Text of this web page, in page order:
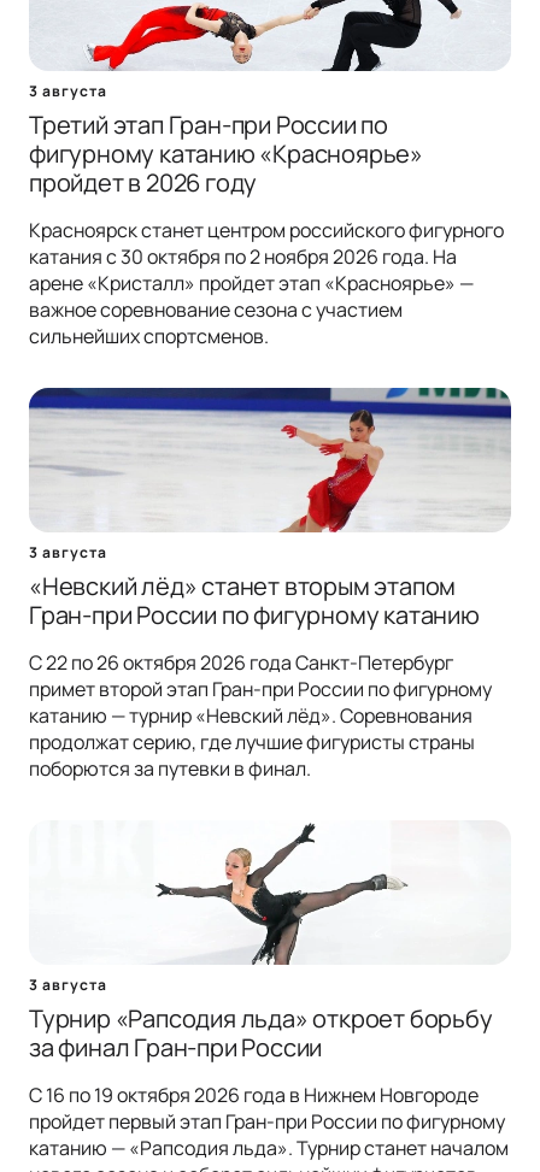
3 августа
Третий этап Гран-при России по
фигурному катанию «Красноярье»
пройдет в 2026 году
Красноярск станет центром российского фигурного
катания с 30 октября по 2 ноября 2026 года. На
арене «Кристалл» пройдет этап «Красноярье» —
важное соревнование сезона с участием
сильнейших спортсменов.
3 августа
«Невский лёд» станет вторым этапом
Гран-при России по фигурному катанию
С 22 по 26 октября 2026 года Санкт-Петербург
примет второй этап Гран-при России по фигурному
катанию — турнир «Невский лёд». Соревнования
продолжат серию, где лучшие фигуристы страны
поборются за путевки в финал.
3 августа
Турнир «Рапсодия льда» откроет борьбу
за финал Гран-при России
С 16 по 19 октября 2026 года в Нижнем Новгороде
пройдет первый этап Гран-при России по фигурному
катанию — «Рапсодия льда». Турнир станет началом